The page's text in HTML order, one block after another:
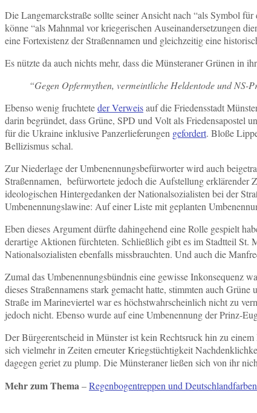
Die Langemarckstraße sollte seiner Ansicht nach “als Symbol
könne “als Mahnmal vor kriegerischen Auseinandersetzungen
eine Fortexistenz der Straßennamen und gleichzeitig eine
Es nützte da auch nichts mehr, dass die Münsteraner Grünen in
“Gegen Opfermythen, vermeintliche Heldentode und NS-
Ebenso wenig fruchteteder Verweisauf die Friedensstadt
darin begründet, dass Grüne, SPD und Volt als Friedensapostel
für die Ukraine inklusive Panzerlieferungen gefordert. Bloße
Bellizismus schal.
Zur Niederlage der Umbenennungsbefürworter wird auch
Straßennamen, befürwortete jedoch die Aufstellung erklärender
ideologischen Hintergedanken der Nationalsozialisten bei der
Umbenennungslawine: Auf einer Liste mit geplanten
Eben dieses Argument dürfte dahingehend eine Rolle gespielt
derartige Aktionen fürchteten. Schließlich gibt es im Stadtteil St.
Nationalsozialisten ebenfalls missbrauchten. Und auch die
Zumal das Umbenennungsbündnis eine gewisse Inkonsequenz
dieses Straßennamens stark gemacht hatte, stimmten auch
Straße im Marineviertel war es höchstwahrscheinlich nicht zu
jedoch nicht. Ebenso wurde auf eine Umbenennung der Prinz-
Der Bürgerentscheid in Münster ist kein Rechtsruck hin zu
sich vielmehr in Zeiten erneuter Kriegstüchtigkeit
dagegen geriet zu plump. Die Münsteraner ließen sich von ihr
Mehr zum Thema–Regenbogentreppen und